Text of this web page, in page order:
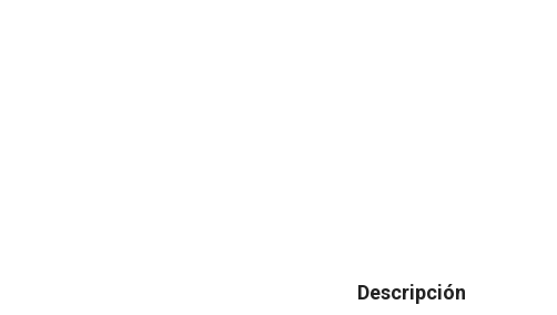
Descripción